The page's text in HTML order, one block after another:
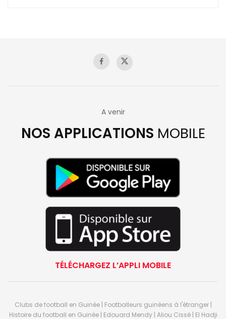
A venir
NOS APPLICATIONS MOBILE
TÉLÉCHARGEZ L’APPLI MOBILE
Clubs de football en Guinée | Footballeurs guinéens à l'étranger |
Histoire du football en Guinée | Edouard Mendy | Aliou Cissé | El Hadji